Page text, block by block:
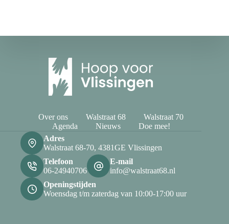
Over ons Walstraat 68
Walstraat 70
Agenda
Nieuws
Doe mee!
Adres
Walstraat 68-70, 4381GE Vlissingen
Telefoon
06-24940706
E-mail
info@walstraat68.nl
Openingstijden
Woensdag t/m zaterdag van 10:00-17:00 uur